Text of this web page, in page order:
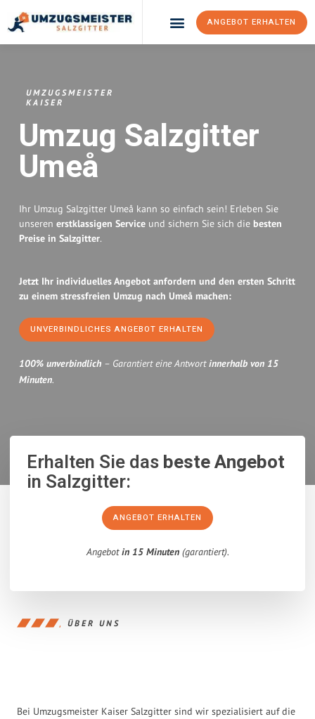
ANGEBOT ERHALTEN
UMZUGSMEISTER
KAISER
Umzug Salzgitter
Umeå
Ihr Umzug Salzgitter Umeå kann so einfach sein! Erleben Sie
unseren erstklassigen Service und sichern Sie sich die besten
Preise in Salzgitter.
Jetzt Ihr individuelles Angebot anfordern und den ersten Schritt
zu einem stressfreien Umzug nach Umeå machen:
UNVERBINDLICHES ANGEBOT ERHALTEN
100% unverbindlich – Garantiert eine Antwortinnerhalb von 15
Minuten.
Erhalten Sie dasbeste Angebot
in Salzgitter:
ANGEBOT ERHALTEN
Angebotin 15 Minuten(garantiert).
ÜBER UNS
Bei Umzugsmeister Kaiser Salzgitter sind wir spezialisiert auf die